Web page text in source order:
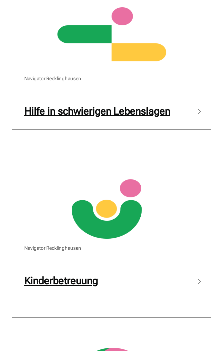
Hilfe in schwierigen Lebenslagen
Navigator Recklinghausen
Kinderbetreuung
Navigator Recklinghausen